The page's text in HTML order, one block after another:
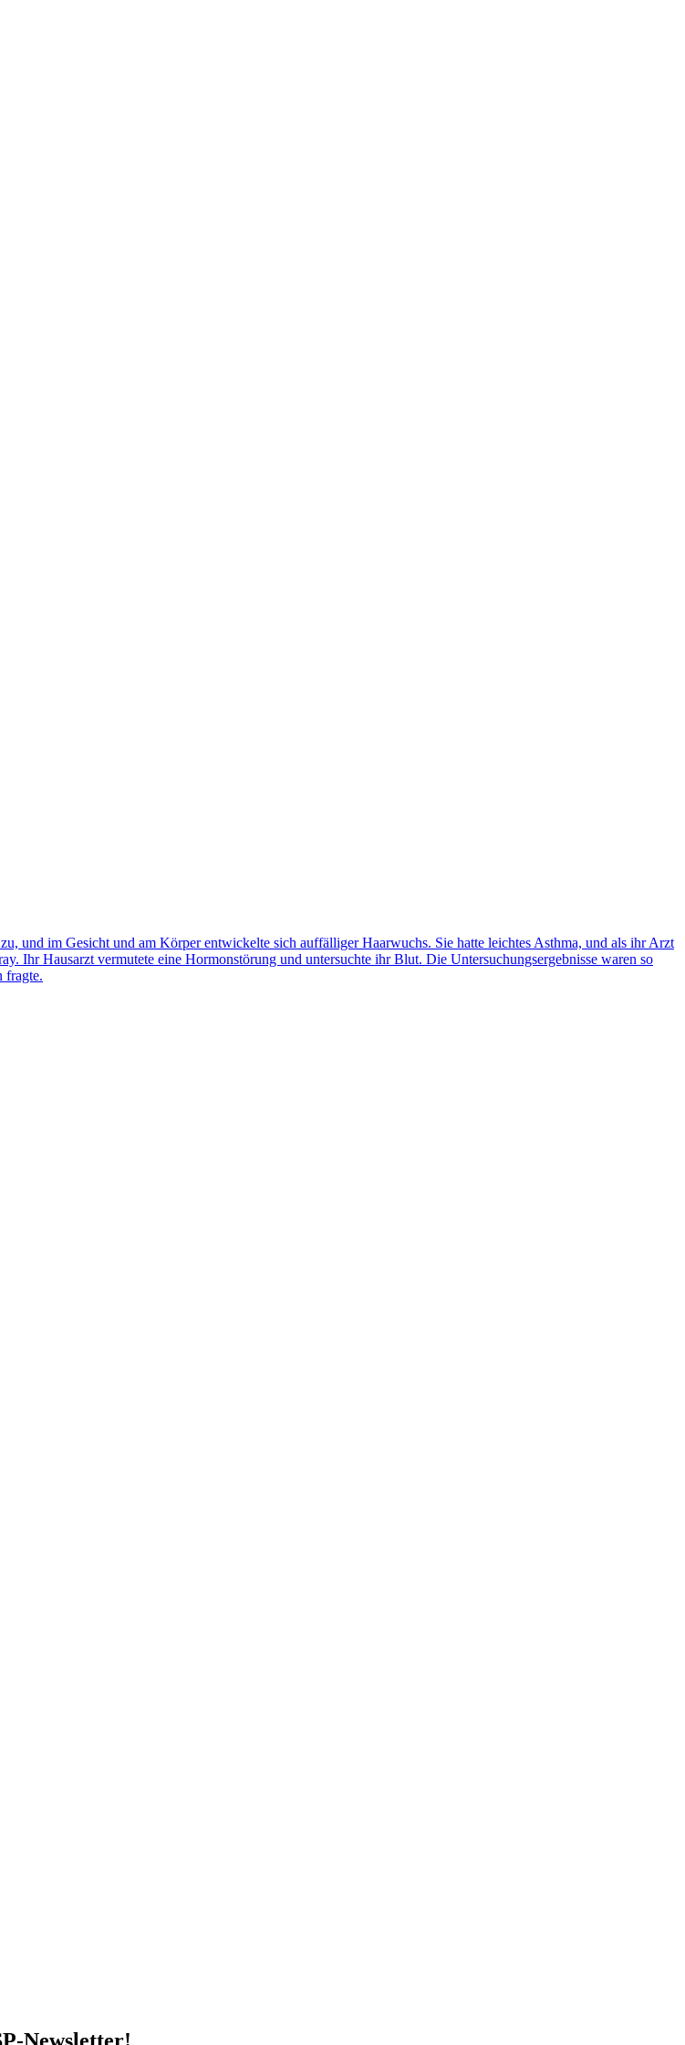
und im Gesicht und am Körper entwickelte sich auffälliger Haarwuchs. Sie hatte leichtes Asthma, und als ihr Arzt
Ihr Hausarzt vermutete eine Hormonstörung und untersuchte ihr Blut. Die Untersuchungsergebnisse waren so
fragte.